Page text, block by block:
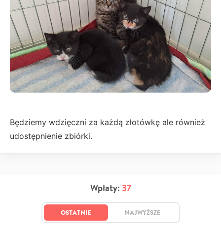
Będziemy wdzięczni za każdą złotówkę ale również
udostępnienie zbiórki.
Wpłaty: 37
OSTATNIE NAJWYŻSZE